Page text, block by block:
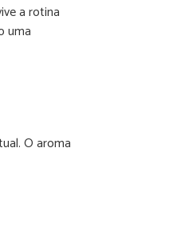
a rotina
uma
O aroma